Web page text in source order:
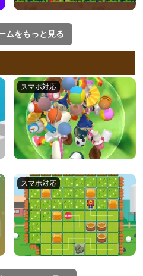
ムをもっと見る